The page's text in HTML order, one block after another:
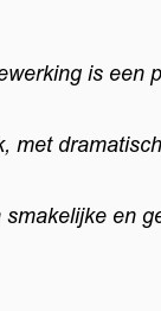
is een
met
en